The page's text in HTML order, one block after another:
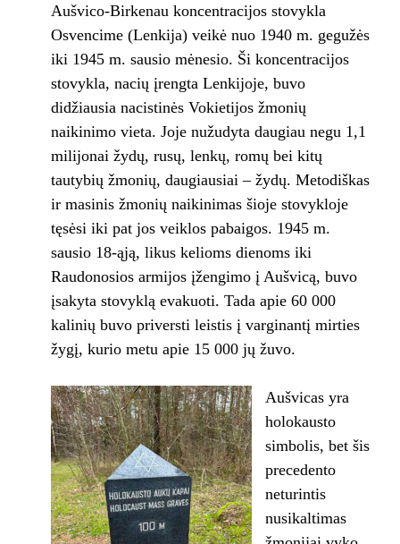
Aušvico-Birkenau koncentracijos stovykla
Osvencime (Lenkija) veikė nuo 1940 m. gegužės
iki 1945 m. sausio mėnesio. Ši koncentracijos
stovykla, nacių įrengta Lenkijoje, buvo
didžiausia nacistinės Vokietijos žmonių
naikinimo vieta. Joje nužudyta daugiau negu 1,1
milijonai žydų, rusų, lenkų, romų bei kitų
tautybių žmonių, daugiausiai – žydų. Metodiškas
ir masinis žmonių naikinimas šioje stovykloje
tęsėsi iki pat jos veiklos pabaigos. 1945 m.
sausio 18-ąją, likus kelioms dienoms iki
Raudonosios armijos įžengimo į Aušvicą, buvo
įsakyta stovyklą evakuoti. Tada apie 60 000
kalinių buvo priversti leistis į varginantį mirties
žygį, kurio metu apie 15 000 jų žuvo.
Aušvicas yra
holokausto
simbolis, bet šis
precedento
neturintis
nusikaltimas